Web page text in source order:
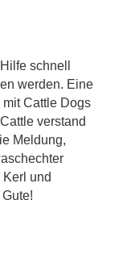
schnell
werden. Eine
Cattle Dogs
verstand
Meldung,
und